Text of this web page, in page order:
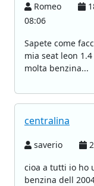
Romeo
08:06
Sapete come
mia seat leon
molta benzina...
centralina
saverio
cioa a tutti io ho
benzina dell